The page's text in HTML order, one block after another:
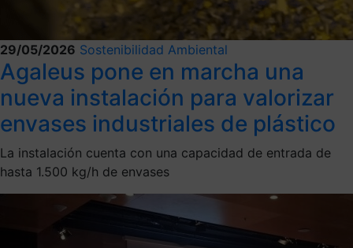
29/05/2026 Sostenibilidad Ambiental
Agaleus pone en marcha una
nueva instalación para valorizar
envases industriales de plástico
La instalación cuenta con una capacidad de entrada de
hasta 1.500 kg/h de envases